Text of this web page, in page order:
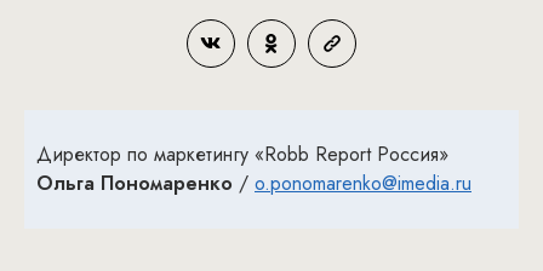
Директор по маркетингу «Robb Report Россия»
Ольга Пономаренко / o.ponomarenko@imedia.ru